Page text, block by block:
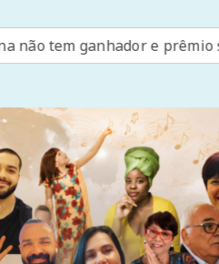
ganhador e prêmio sobe